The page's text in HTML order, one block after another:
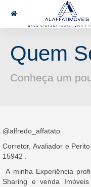
85 99969.7464
Quem
Conheça um
@alfredo_affatato
Corretor, Avaliador e
15942 .
A minha Experiência
Sharing e venda